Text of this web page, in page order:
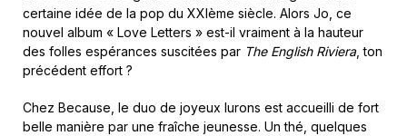
certaine idée de la pop du XXIème siècle. Alors Jo, ce
nouvel album « Love Letters » est-il vraiment à la hauteur
des folles espérances suscitées par The English Riviera, ton
précédent effort ?
Chez Because, le duo de joyeux lurons est accueilli de fort
belle manière par une fraîche jeunesse. Un thé, quelques